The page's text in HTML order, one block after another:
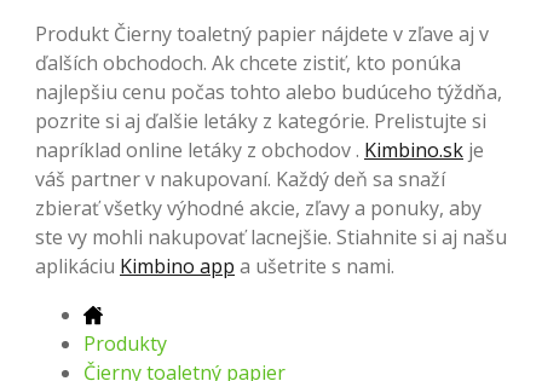
Produkt Čierny toaletný papier nájdete v zľave aj v
ďalších obchodoch. Ak chcete zistiť, kto ponúka
najlepšiu cenu počas tohto alebo budúceho týždňa,
pozrite si aj ďalšie letáky z kategórie. Prelistujte si
napríklad online letáky z obchodov . Kimbino.sk je
váš partner v nakupovaní. Každý deň sa snaží
zbierať všetky výhodné akcie, zľavy a ponuky, aby
ste vy mohli nakupovať lacnejšie. Stiahnite si aj našu
aplikáciu Kimbino app a ušetrite s nami.
Produkty
Čierny toaletný papier